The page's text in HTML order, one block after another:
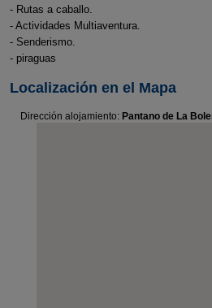
- Rutas a caballo.
- Actividades Multiaventura.
- Senderismo.
- piraguas
Localización en el Mapa
Dirección alojamiento: Pantano de La